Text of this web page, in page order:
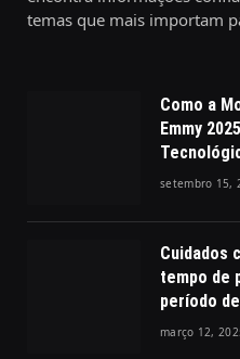
temas que mais importam
Como a
Emmy
setembro 15,
Cuidados
tempo de
período
março 12,